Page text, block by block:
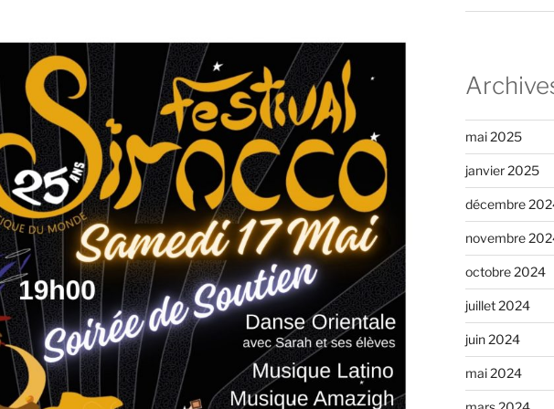
mai 2025
janvier 2025
décembre
novembre
octobre 2024
juillet 2024
juin 2024
mai 2024